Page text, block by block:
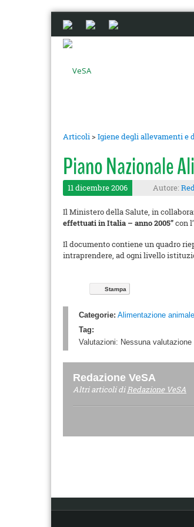
Articoli>Igiene degli allevamenti e
Piano Nazionale
11 dicembre 2006 Autore:
Il Ministero della Salute, in
effettuati in Italia – anno 2005”con
Il documento contiene un quadro
intraprendere, ad ogni livello
Stampa
Categorie: Alimentazione animale
Tag:
Valutazioni: Nessuna valutazione
Redazione VeSA
Altri articoli diRedazione VeSA